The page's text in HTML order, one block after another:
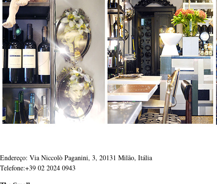
Endereço: Via Niccolò Paganini, 3, 20131 Milão, Itália
Telefone:+39 02 2024 0943